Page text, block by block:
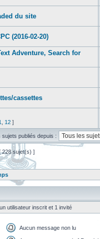
du site
(2016-02-20)
Adventure, Search for
cassettes
12 ]
sujets publiés depuis :
228 sujet(s) ]
utilisateur inscrit et 1 invité
Aucun message non lu